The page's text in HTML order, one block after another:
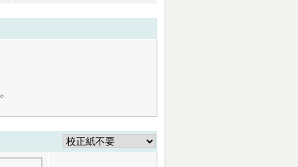
42,555円
55,585円
44,351円